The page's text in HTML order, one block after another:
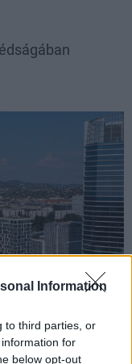
Information
to third parties, or
for
below opt-out
fős óvoda